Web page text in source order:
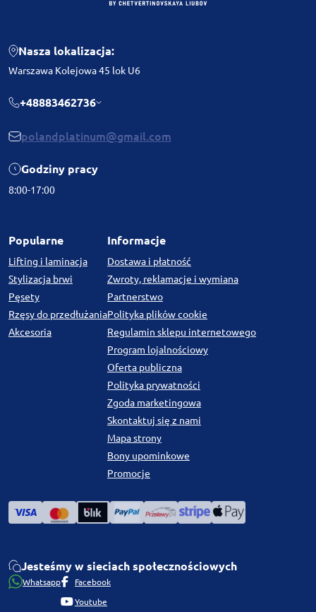
Nasza lokalizacja:
Warszawa Kolejowa 45 lok U6
+48883462736
polandplatinum@gmail.com
Godziny pracy
8:00-17:00
Popularne
Lifting i laminacja
Stylizacja brwi
Pęsety
Rzęsy do przedłużania
Akcesoria
Informacje
Dostawa i płatność
Zwroty, reklamacje i wymiana
Partnerstwo
Polityka plików cookie
Regulamin sklepu internetowego
Program lojalnościowy
Oferta publiczna
Polityka prywatności
Zgoda marketingowa
Skontaktuj się z nami
Mapa strony
Bony upominkowe
Promocje
Jesteśmy w sieciach społecznościowych
Whatsapp Facebook
Youtube